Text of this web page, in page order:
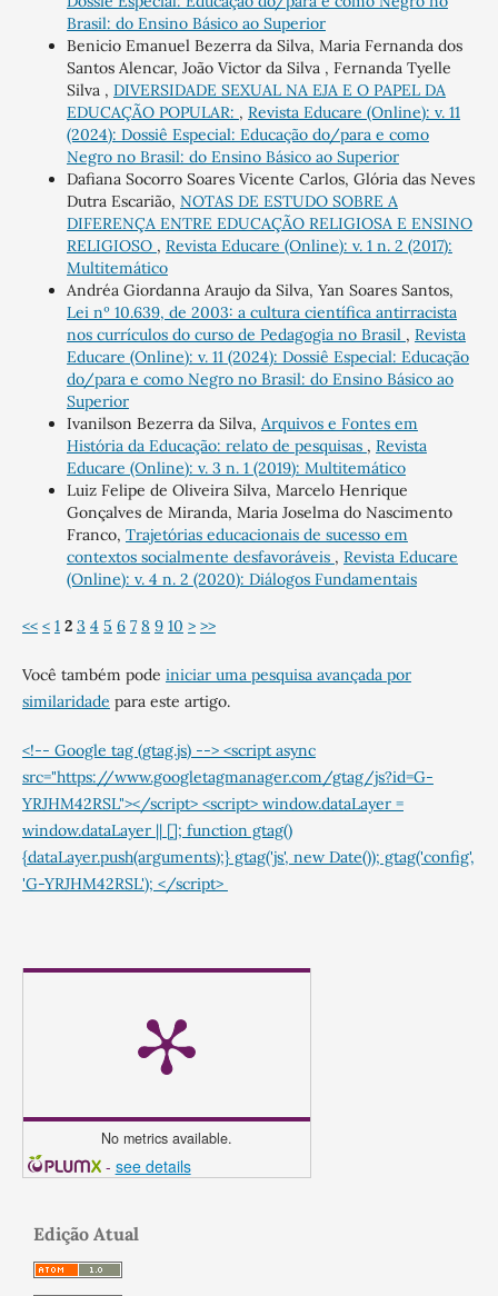
Brasil: do Ensino Básico ao Superior
Benicio Emanuel Bezerra da Silva, Maria Fernanda dos
Santos Alencar, João Victor da Silva , Fernanda Tyelle
Silva , DIVERSIDADE SEXUAL NA EJA E O PAPEL DA
EDUCAÇÃO POPULAR: , Revista Educare (Online): v. 11
(2024): Dossiê Especial: Educação do/para e como
Negro no Brasil: do Ensino Básico ao Superior
Dafiana Socorro Soares Vicente Carlos, Glória das Neves
Dutra Escarião, NOTAS DE ESTUDO SOBRE A
DIFERENÇA ENTRE EDUCAÇÃO RELIGIOSA E ENSINO
RELIGIOSO , Revista Educare (Online): v. 1 n. 2 (2017):
Multitemático
Andréa Giordanna Araujo da Silva, Yan Soares Santos,
Lei nº 10.639, de 2003: a cultura científica antirracista
nos currículos do curso de Pedagogia no Brasil , Revista
Educare (Online): v. 11 (2024): Dossiê Especial: Educação
do/para e como Negro no Brasil: do Ensino Básico ao
Superior
Ivanilson Bezerra da Silva, Arquivos e Fontes em
História da Educação: relato de pesquisas , Revista
Educare (Online): v. 3 n. 1 (2019): Multitemático
Luiz Felipe de Oliveira Silva, Marcelo Henrique
Gonçalves de Miranda, Maria Joselma do Nascimento
Franco, Trajetórias educacionais de sucesso em
contextos socialmente desfavoráveis , Revista Educare
(Online): v. 4 n. 2 (2020): Diálogos Fundamentais
<< < 1 2 3 4 5 6 7 8 9 10 > >>
Você também pode iniciar uma pesquisa avançada por
similaridade para este artigo.
<!-- Google tag (gtag.js) --> <script async
src="https://www.googletagmanager.com/gtag/js?id=G-
YRJHM42RSL"></script> <script> window.dataLayer =
window.dataLayer || []; function gtag()
{dataLayer.push(arguments);} gtag('js', new Date()); gtag('config',
'G-YRJHM42RSL'); </script>
No metrics available.
- see details
Edição Atual